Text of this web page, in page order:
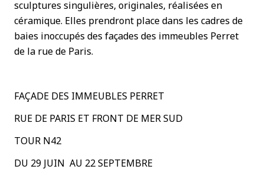
sculptures singulières, originales, réalisées en
céramique. Elles prendront place dans les cadres de
baies inoccupés des façades des immeubles Perret
de la rue de Paris.
FAÇADE DES IMMEUBLES PERRET
RUE DE PARIS ET FRONT DE MER SUD
TOUR N42
DU 29 JUIN AU 22 SEPTEMBRE